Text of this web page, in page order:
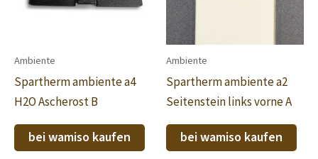
Ambiente
Spartherm ambiente a4
H2O Ascherost B
bei wamiso kaufen
Ambiente
Spartherm ambiente a2
Seitenstein links vorne A
bei wamiso kaufen